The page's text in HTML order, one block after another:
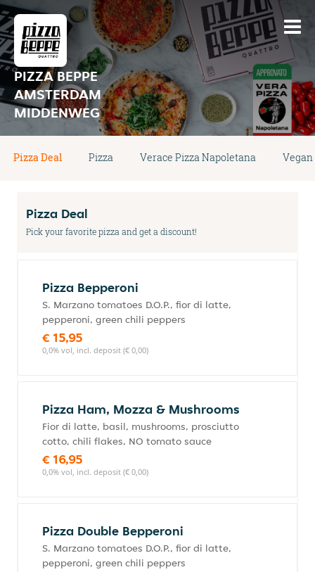
PIZZA BEPPE
AMSTERDAM
MIDDENWEG
Pizza Deal Pizza Verace Pizza Napoletana Vegan
Pizza Deal
Pick your favorite pizza and get a discount!
Pizza Bepperoni
S. Marzano tomatoes D.O.P., fior di latte,
pepperoni, green chili peppers
€ 15,95
0,0% vol, incl. deposit (€ 0,00)
Pizza Ham, Mozza & Mushrooms
Fior di latte, basil, mushrooms, prosciutto
cotto, chili flakes, NO tomato sauce
€ 16,95
0,0% vol, incl. deposit (€ 0,00)
Pizza Double Bepperoni
S. Marzano tomatoes D.O.P., fior di latte,
pepperoni, green chili peppers